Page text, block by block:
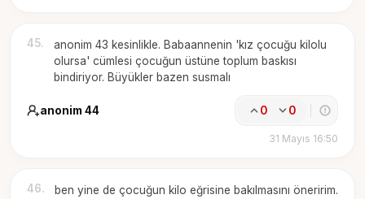
45.
anonim 43 kesinlikle. Babaannenin 'kız çocuğu kilolu
olursa' cümlesi çocuğun üstüne toplum baskısı
bindiriyor. Büyükler bazen susmalı
anonim 44 0 0
31 Mayıs 16:50
46.
ben yine de çocuğun kilo eğrisine bakılmasını öneririm.